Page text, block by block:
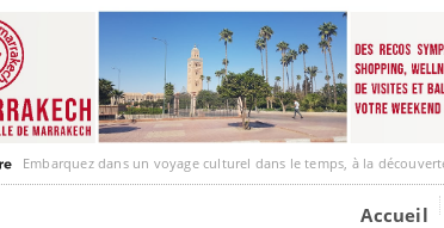
Embarquez dans un voyage culturel dans le temps, à la découverte du Maroc
Accueil